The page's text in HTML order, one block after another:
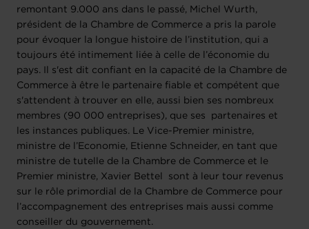
remontant 9.000 ans dans le passé, Michel Wurth,
président de la Chambre de Commerce a pris la parole
pour évoquer la longue histoire de l’institution, qui a
toujours été intimement liée à celle de l’économie du
pays. Il s'est dit confiant en la capacité de la Chambre de
Commerce à être le partenaire fiable et compétent que
s'attendent à trouver en elle, aussi bien ses nombreux
membres (90 000 entreprises), que ses partenaires et
les instances publiques. Le Vice-Premier ministre,
ministre de l’Economie, Etienne Schneider, en tant que
ministre de tutelle de la Chambre de Commerce et le
Premier ministre, Xavier Bettel sont à leur tour revenus
sur le rôle primordial de la Chambre de Commerce pour
l’accompagnement des entreprises mais aussi comme
conseiller du gouvernement.